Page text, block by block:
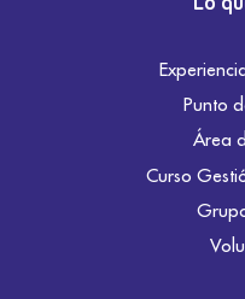
Punto
Área
Curso